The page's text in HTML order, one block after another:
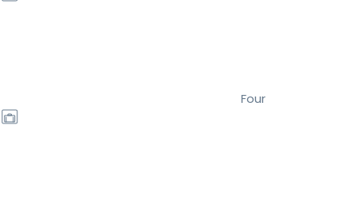
Four